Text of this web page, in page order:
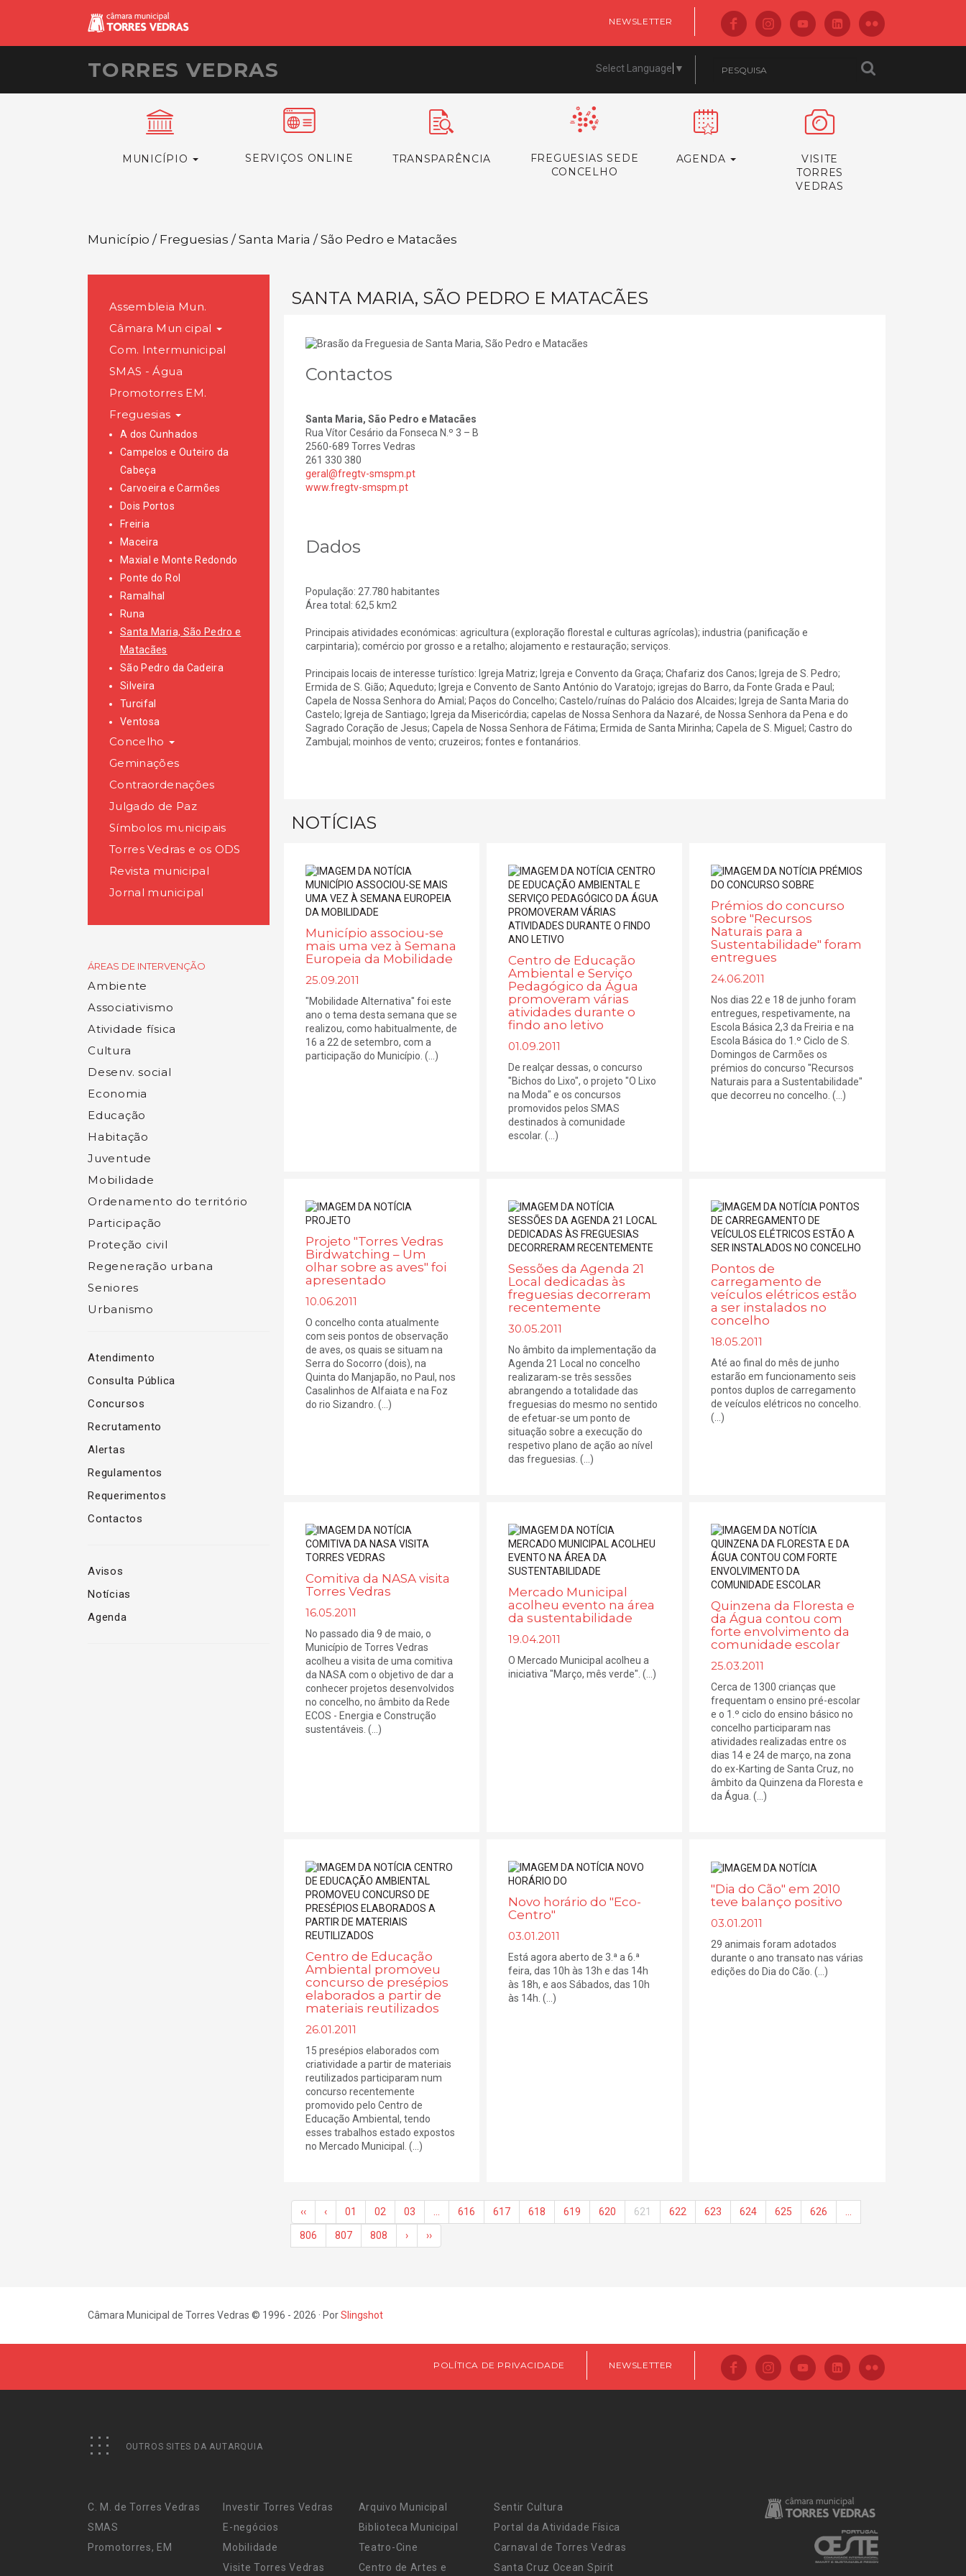
NEWSLETTER
TORRES VEDRAS Select Language ▼
MUNICÍPIO SERVIÇOS ONLINE TRANSPARÊNCIA
FREGUESIAS SEDE
CONCELHO
AGENDA
VISITE
TORRES
VEDRAS
Município / Freguesias / Santa Maria / São Pedro e Matacães
Assembleia Mun.
Câmara Municipal
Com. Intermunicipal
SMAS - Água
Promotorres EM.
Freguesias
A dos Cunhados
Campelos e Outeiro da
Cabeça
Carvoeira e Carmões
Dois Portos
Freiria
Maceira
Maxial e Monte Redondo
Ponte do Rol
Ramalhal
Runa
Santa Maria, São Pedro e
Matacães
São Pedro da Cadeira
Silveira
Turcifal
Ventosa
Concelho
Geminações
Contraordenações
Julgado de Paz
Símbolos municipais
Torres Vedras e os ODS
Revista municipal
Jornal municipal
ÁREAS DE INTERVENÇÃO
Ambiente
Associativismo
Atividade física
Cultura
Desenv. social
Economia
Educação
Habitação
Juventude
Mobilidade
Ordenamento do território
Participação
Proteção civil
Regeneração urbana
Seniores
Urbanismo
Atendimento
Consulta Pública
Concursos
Recrutamento
Alertas
Regulamentos
Requerimentos
Contactos
Avisos
Notícias
Agenda
SANTA MARIA, SÃO PEDRO E MATACÃES
Contactos
Santa Maria, São Pedro e Matacães
Rua Vítor Cesário da Fonseca N.º 3 – B
2560-689 Torres Vedras
261 330 380
geral@fregtv-smspm.pt
www.fregtv-smspm.pt
Dados
População: 27.780 habitantes
Área total: 62,5 km2
Principais atividades económicas: agricultura (exploração florestal e culturas agrícolas); industria (panificação e
carpintaria); comércio por grosso e a retalho; alojamento e restauração; serviços.
Principais locais de interesse turístico: Igreja Matriz; Igreja e Convento da Graça; Chafariz dos Canos; Igreja de S. Pedro;
Ermida de S. Gião; Aqueduto; Igreja e Convento de Santo António do Varatojo; igrejas do Barro, da Fonte Grada e Paul;
Capela de Nossa Senhora do Amial; Paços do Concelho; Castelo/ruínas do Palácio dos Alcaides; Igreja de Santa Maria do
Castelo; Igreja de Santiago; Igreja da Misericórdia; capelas de Nossa Senhora da Nazaré, de Nossa Senhora da Pena e do
Sagrado Coração de Jesus; Capela de Nossa Senhora de Fátima; Ermida de Santa Mirinha; Capela de S. Miguel; Castro do
Zambujal; moinhos de vento; cruzeiros; fontes e fontanários.
NOTÍCIAS
Município associou-se
mais uma vez à Semana
Europeia da Mobilidade
25.09.2011
"Mobilidade Alternativa" foi este
ano o tema desta semana que se
realizou, como habitualmente, de
16 a 22 de setembro, com a
participação do Município. (...)
Centro de Educação
Ambiental e Serviço
Pedagógico da Água
promoveram várias
atividades durante o
findo ano letivo
01.09.2011
De realçar dessas, o concurso
"Bichos do Lixo", o projeto "O Lixo
na Moda" e os concursos
promovidos pelos SMAS
destinados à comunidade
escolar. (...)
Prémios do concurso
sobre "Recursos
Naturais para a
Sustentabilidade" foram
entregues
24.06.2011
Nos dias 22 e 18 de junho foram
entregues, respetivamente, na
Escola Básica 2,3 da Freiria e na
Escola Básica do 1.º Ciclo de S.
Domingos de Carmões os
prémios do concurso "Recursos
Naturais para a Sustentabilidade"
que decorreu no concelho. (...)
Projeto "Torres Vedras
Birdwatching – Um
olhar sobre as aves" foi
apresentado
10.06.2011
O concelho conta atualmente
com seis pontos de observação
de aves, os quais se situam na
Serra do Socorro (dois), na
Quinta do Manjapão, no Paul, nos
Casalinhos de Alfaiata e na Foz
do rio Sizandro. (...)
Sessões da Agenda 21
Local dedicadas às
freguesias decorreram
recentemente
30.05.2011
No âmbito da implementação da
Agenda 21 Local no concelho
realizaram-se três sessões
abrangendo a totalidade das
freguesias do mesmo no sentido
de efetuar-se um ponto de
situação sobre a execução do
respetivo plano de ação ao nível
das freguesias. (...)
Pontos de
carregamento de
veículos elétricos estão
a ser instalados no
concelho
18.05.2011
Até ao final do mês de junho
estarão em funcionamento seis
pontos duplos de carregamento
de veículos elétricos no concelho.
(...)
Comitiva da NASA visita
Torres Vedras
16.05.2011
No passado dia 9 de maio, o
Município de Torres Vedras
acolheu a visita de uma comitiva
da NASA com o objetivo de dar a
conhecer projetos desenvolvidos
no concelho, no âmbito da Rede
ECOS - Energia e Construção
sustentáveis. (...)
Mercado Municipal
acolheu evento na área
da sustentabilidade
19.04.2011
O Mercado Municipal acolheu a
iniciativa "Março, mês verde". (...)
Quinzena da Floresta e
da Água contou com
forte envolvimento da
comunidade escolar
25.03.2011
Cerca de 1300 crianças que
frequentam o ensino pré-escolar
e o 1.º ciclo do ensino básico no
concelho participaram nas
atividades realizadas entre os
dias 14 e 24 de março, na zona
do ex-Karting de Santa Cruz, no
âmbito da Quinzena da Floresta e
da Água. (...)
Centro de Educação
Ambiental promoveu
concurso de presépios
elaborados a partir de
materiais reutilizados
26.01.2011
15 presépios elaborados com
criatividade a partir de materiais
reutilizados participaram num
concurso recentemente
promovido pelo Centro de
Educação Ambiental, tendo
esses trabalhos estado expostos
no Mercado Municipal. (...)
Novo horário do "Eco-
Centro"
03.01.2011
Está agora aberto de 3.ª a 6.ª
feira, das 10h às 13h e das 14h
às 18h, e aos Sábados, das 10h
às 14h. (...)
"Dia do Cão" em 2010
teve balanço positivo
03.01.2011
29 animais foram adotados
durante o ano transato nas várias
edições do Dia do Cão. (...)
‹‹ ‹ 01 02 03 616 617 618 619 620 621 622 623 624 625 626
806 807 808 › ››
Câmara Municipal de Torres Vedras © 1996 - 2026 · PorSlingshot
POLÍTICA DE PRIVACIDADE NEWSLETTER
OUTROS SITES DA AUTARQUIA
C. M. de Torres Vedras
SMAS
Promotorres, EM
Investir Torres Vedras
E-negócios
Mobilidade
Visite Torres Vedras
Arquivo Municipal
Biblioteca Municipal
Teatro-Cine
Centro de Artes e
Sentir Cultura
Portal da Atividade Física
Carnaval de Torres Vedras
Santa Cruz Ocean Spirit